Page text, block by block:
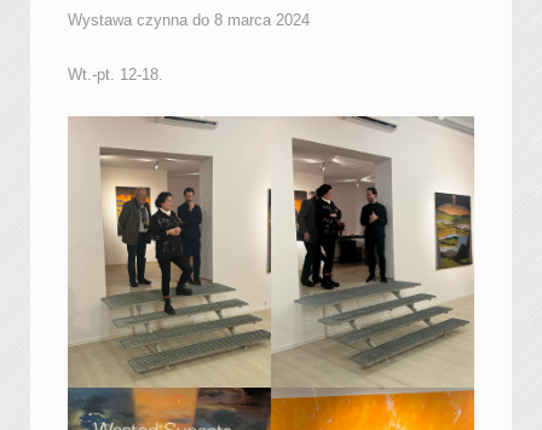
Wystawa czynna do 8 marca 2024
Wt.-pt. 12-18.